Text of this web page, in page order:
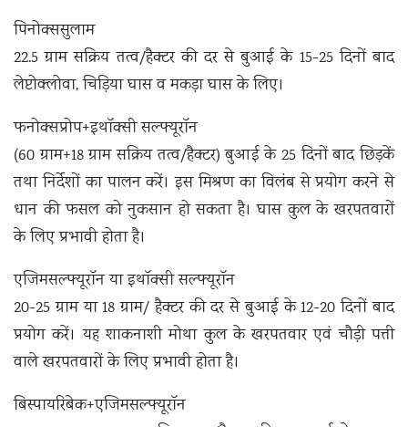
पिनोक्ससुलाम
22.5 ग्राम सक्रिय तत्व/हैक्टर की दर से बुआई के 15-25 दिनों बाद
लेप्टोक्लोवा, चिड़िया घास व मकड़ा घास के लिए।
फनोक्सप्रोप+इथॉक्सी सल्फ्यूरॉन
(60 ग्राम+18 ग्राम सक्रिय तत्व/हैक्टर) बुआई के 25 दिनों बाद छिड़कें
तथा निर्देशों का पालन करें। इस मिश्रण का विलंब से प्रयोग करने से
धान की फसल को नुकसान हो सकता है। घास कुल के खरपतवारों
के लिए प्रभावी होता है।
एजिमसल्फ्यूरॉन या इथॉक्सी सल्फ्यूरॉन
20-25 ग्राम या 18 ग्राम/ हैक्टर की दर से बुआई के 12-20 दिनों बाद
प्रयोग करें। यह शाकनाशी मोथा कुल के खरपतवार एवं चौड़ी पत्ती
वाले खरपतवारों के लिए प्रभावी होता है।
बिस्पायरिबेक+एजिमसल्फ्यूरॉन